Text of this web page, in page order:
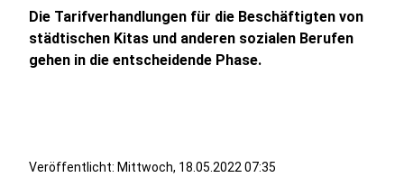
Die Tarifverhandlungen für die Beschäftigten von
städtischen Kitas und anderen sozialen Berufen
gehen in die entscheidende Phase.
Veröffentlicht: Mittwoch, 18.05.2022 07:35